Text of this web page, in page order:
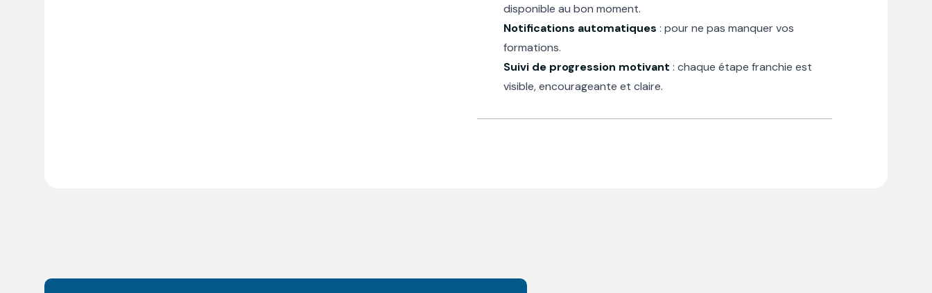
disponible au bon moment.
Notifications automatiques : pour ne pas manquer vos
formations.
Suivi de progression motivant : chaque étape franchie est
visible, encourageante et claire.